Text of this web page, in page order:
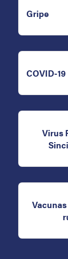
Gripe
COVID-19
Virus